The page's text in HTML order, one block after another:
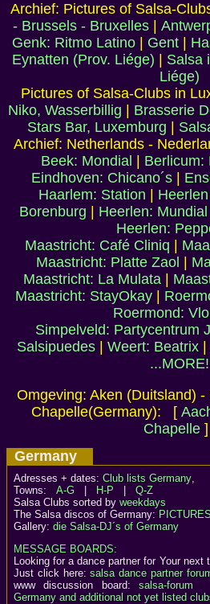
Archief: Pictures of Salsa-
- Brussels - Bruxelles|
Genk: Ritmo Latino| Gent|
Eynatten (Prov. Liége)
Salsa
Liége)
Pictures of Salsa-Clubs in
Niko, Wasserbillig
Brasserie
Stars Bar, Luxemburg
Archief: Netherlands -
Beek: Mondial
Berlicum:
Eindhoven: Chicano´s|
Haarlem: Station
Borenburg
Heerlen: Mundial
Heerlen:
Maastricht: Café Cliniq
Maastricht: Platte Zaol
Maastricht: La Mulata|
Maastricht: StayOkay|
Roermond:
Simpelveld: Partycentrum
Salsipuedes| Weert: Beatrix|
...MORE!
Omgeving: Aken (Duitsland)
Chapelle(Germany): [
Chapelle]
Germany
Adresses + dates: Club lists Germany,
Towns: A-G H-P
Q-Z
Salsa Clubs sorted by weekdays
The Salsa discos of Germany:
Gallery: die Salsa-DJ´s of Germany
MESSAGE BOARDS:
Looking for a dance partner for Your next
Just click here:salsa dance partner
www discussion board: salsa-forum
Germany and additional not yet listed